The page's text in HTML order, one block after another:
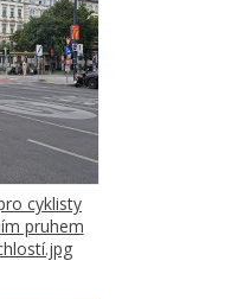
cyklisty
pruhem